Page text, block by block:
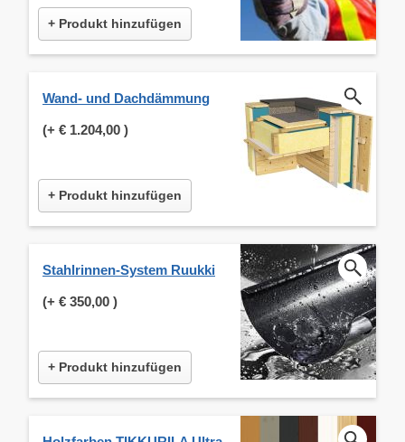
+ Produkt hinzufügen
Wand- und Dachdämmung
(+ € 1.204,00 )
+ Produkt hinzufügen
Stahlrinnen-System Ruukki
(+ € 350,00 )
+ Produkt hinzufügen